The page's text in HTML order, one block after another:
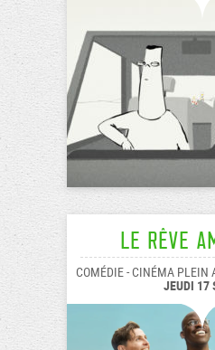
Le Rêve
COMÉDIE - CINÉMA PLEIN
JEUDI 17